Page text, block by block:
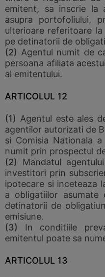
emitent, sa inscrie la
asupra portofoliului,
ulterioare referitoare
pe detinatorii de
(2) Agentul numit de
persoana afiliata
al emitentului.
ARTICOLUL 12
(1) Agentul este ales
agentilor autorizati de
si Comisia Nationala
numit prin prospectul
(2) Mandatul
investitori prin
ipotecare si inceteaza
a obligatiilor
detinatorii de
emisiune.
(3) In conditiile
emitentul poate sa
ARTICOLUL 13